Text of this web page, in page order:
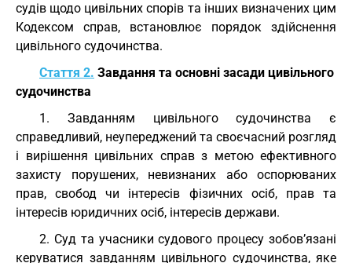
судів щодо цивільних спорів та інших визначених цим
Кодексом справ, встановлює порядок здійснення
цивільного судочинства.
Стаття 2. Завдання та основні засади цивільного
судочинства
1. Завданням цивільного судочинства є
справедливий, неупереджений та своєчасний розгляд
і вирішення цивільних справ з метою ефективного
захисту порушених, невизнаних або оспорюваних
прав, свобод чи інтересів фізичних осіб, прав та
інтересів юридичних осіб, інтересів держави.
2. Суд та учасники судового процесу зобов’язані
керуватися завданням цивільного судочинства, яке